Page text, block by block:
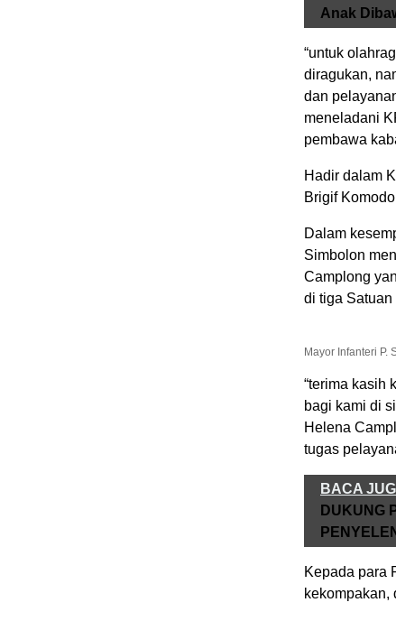
Anak
“untuk
diragukan,
dan
meneladani
pembawa
Hadir dalam
Brigif
Dalam
Simbolon
Camplong
di tiga Satuan
Mayor Infanteri P.
“terima kasih
bagi kami di
Helena
tugas
BACA
DUKUNG
Kepada para
kekompakan,